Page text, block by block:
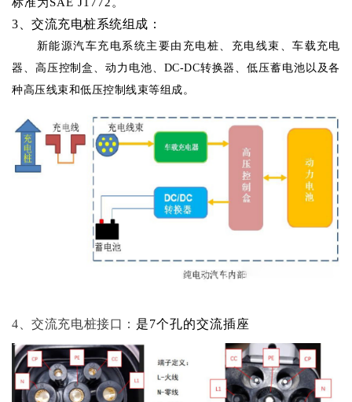
3、交流充电桩系统组成：
新能源汽车充电系统主要由充电桩、充电线束、车载充电
器、高压控制盒、动力电池、 DC-DC转换器、低压蓄电池以及各
种高压线束和低压控制线束等组成。
4 、交流充电桩接口： 是7个孔的交流插座